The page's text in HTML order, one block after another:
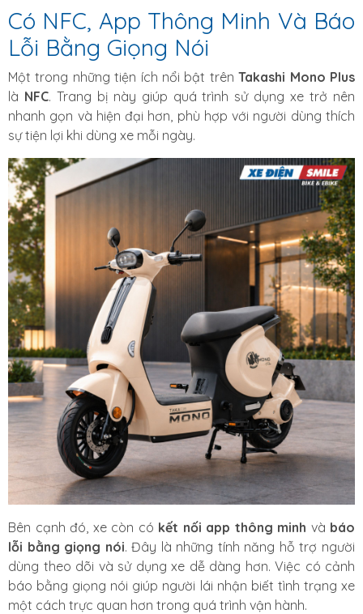
Có NFC, App Thông Minh Và Báo
Lỗi Bằng Giọng Nói
Một trong những tiện ích nổi bật trênTakashi Mono Plus
là NFC. Trang bị này giúp quá trình sử dụng xe trở nên
nhanh gọn và hiện đại hơn, phù hợp với người dùng thích
sự tiện lợi khi dùng xe mỗi ngày.
Bên cạnh đó, xe còn có kết nối app thông minh và báo
lỗi bằng giọng nói. Đây là những tính năng hỗ trợ người
dùng theo dõi và sử dụng xe dễ dàng hơn. Việc có cảnh
báo bằng giọng nói giúp người lái nhận biết tình trạng xe
một cách trực quan hơn trong quá trình vận hành.